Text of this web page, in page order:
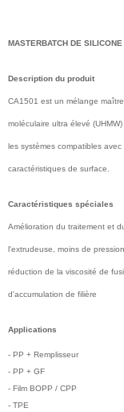
MASTERBATCH DE
Description du produit
CA1501 est un mélange
moléculaire ultra élevé
les systèmes compatibles
caractéristiques de surface.
Caractéristiques spéciales
Amélioration du traitement et
l'extrudeuse, moins de
réduction de la viscosité de
d'accumulation de filière
Applications
- PP + Remplisseur
- PP + GF
- Film BOPP / CPP
- TPE